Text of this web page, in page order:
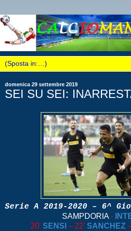
domenica 29 settembre 2019
SEI SU SEI:
Serie A 2019-2020 – 6^
SAMPDORIA-
20' SENSI – 22' SANCHEZ